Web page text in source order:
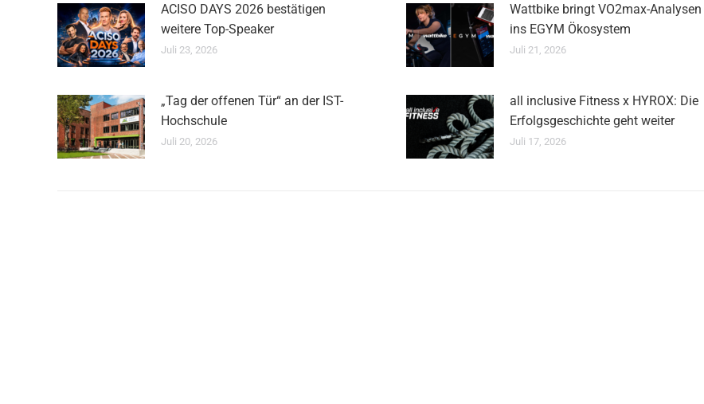
ACISO DAYS 2026 bestätigen
weitere Top-Speaker
Juli 23, 2026
Wattbike bringt VO2max-Analysen
ins EGYM Ökosystem
Juli 21, 2026
„Tag der offenen Tür“ an der IST-
Hochschule
Juli 20, 2026
all inclusive Fitness x HYROX: Die
Erfolgsgeschichte geht weiter
Juli 17, 2026